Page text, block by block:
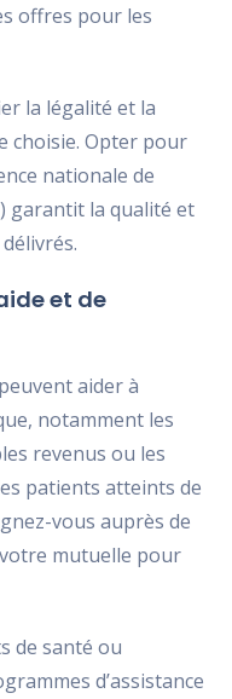
offres pour les
la légalité et la
choisie. Opter pour
nationale de
garantit la qualité et
et de
aider à
notamment les
revenus ou les
patients atteints de
vous auprès de
mutuelle pour
de santé ou
d’assistance